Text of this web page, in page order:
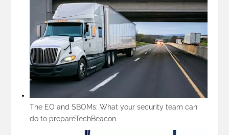
The EO and SBOMs: What your security team can
do to prepareTechBeacon